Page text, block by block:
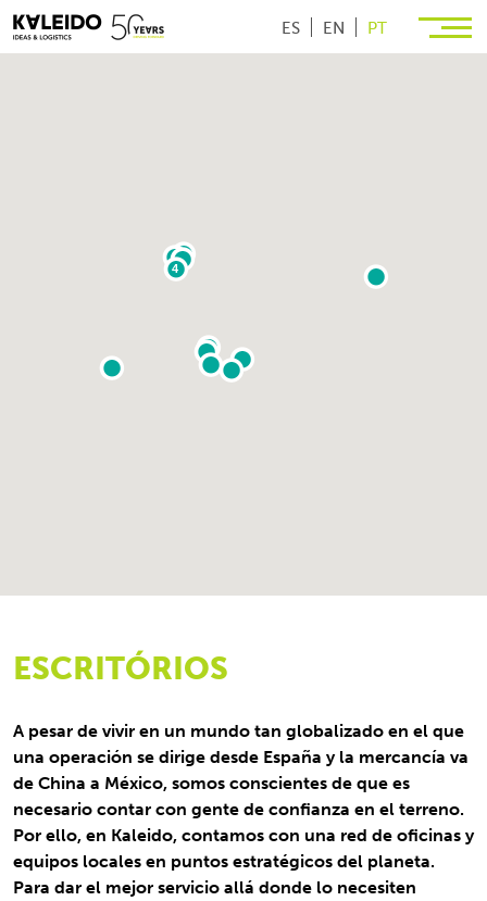
ES EN PT
4
ESCRITÓRIOS
A pesar de vivir en un mundo tan globalizado en el que
una operación se dirige desde España y la mercancía va
de China a México, somos conscientes de que es
necesario contar con gente de confianza en el terreno.
Por ello, en Kaleido, contamos con una red de oficinas y
equipos locales en puntos estratégicos del planeta.
Para dar el mejor servicio allá donde lo necesiten